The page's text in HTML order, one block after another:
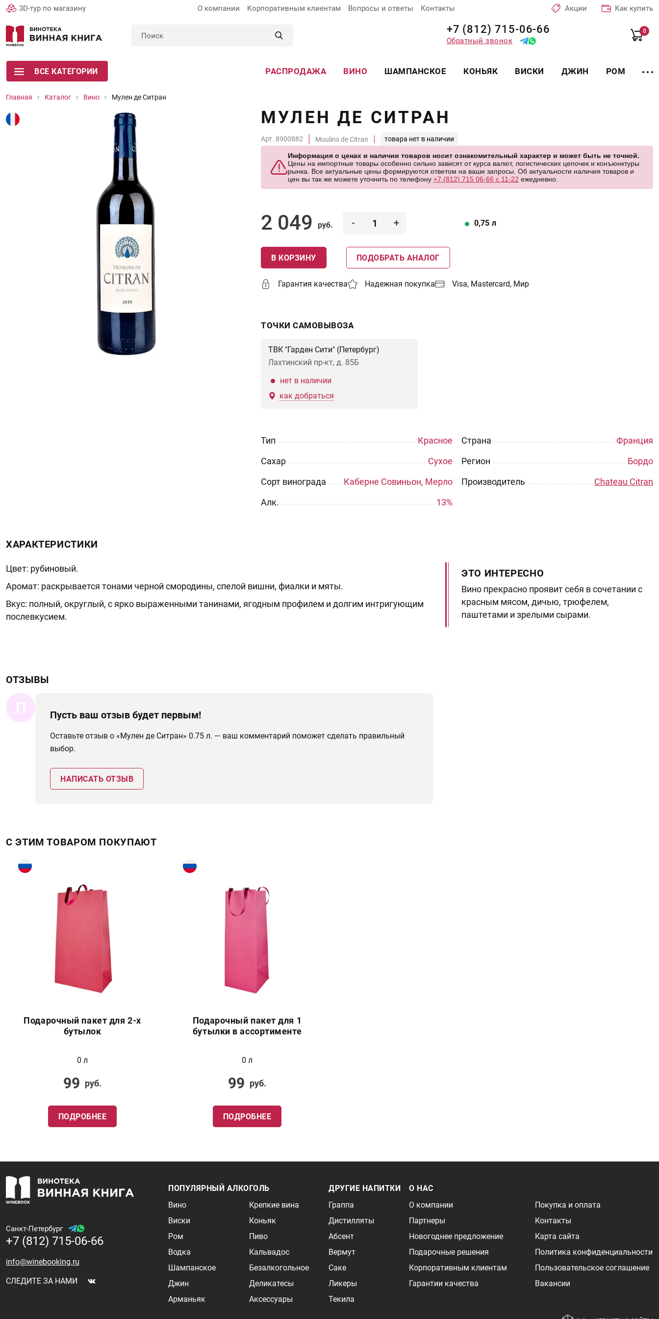
3D-тур по магазину О компании Корпоративным клиентам Вопросы и ответы Контакты Акции Как купить
+7 (812) 715-06-66
Обратный звонок
0
ВСЕ КАТЕГОРИИ РАСПРОДАЖА ВИНО ШАМПАНСКОЕ КОНЬЯК ВИСКИ ДЖИН РОМ
Главная Каталог Вино Мулен де Ситран
МУЛЕН ДЕ СИТРАН
Арт. 8900882 Moulins de Citran товара нет в наличии
Информация о ценах и наличии товаров носит ознакомительный характер и может быть не точной.
Цены на импортные товары особенно сильно зависят от курса валют, логистических цепочек и конъюнктуры
рынка. Все актуальные цены формируются ответом на ваши запросы. Об актуальности наличия товаров и
цен вы так же можете уточнить по телефону +7 (812) 715 06-66 с 11-22 ежедневно.
2 049 руб. - +
В КОРЗИНУ ПОДОБРАТЬ АНАЛОГ
0,75 л
Гарантия качества Надежная покупка Visa, Mastercard, Мир
ТОЧКИ САМОВЫВОЗА
ТВК "Гарден Сити" (Петербург)
Лахтинский пр-кт, д. 85Б
нет в наличии
как добраться
Тип
Красное
Сахар
Сухое
Сорт винограда
Каберне Совиньон, Мерло
Aлк.
13%
Страна
Франция
Регион
Бордо
Производитель
Chateau Citran
ХАРАКТЕРИСТИКИ
Цвет: рубиновый.
Аромат: раскрывается тонами черной смородины, спелой вишни, фиалки и мяты.
Вкус: полный, округлый, с ярко выраженными танинами, ягодным профилем и долгим интригующим
послевкусием.
ЭТО ИНТЕРЕСНО
Вино прекрасно проявит себя в сочетании с
красным мясом, дичью, трюфелем,
паштетами и зрелыми сырами.
ОТЗЫВЫ
П Пусть ваш отзыв будет первым!
Оставьте отзыв о «Мулен де Ситран» 0.75 л. — ваш комментарий поможет сделать правильный
выбор.
НАПИСАТЬ ОТЗЫВ
С ЭТИМ ТОВАРОМ ПОКУПАЮТ
Подарочный пакет для 2-х
бутылок
0 л
99 руб.
ПОДРОБНЕЕ
Подарочный пакет для 1
бутылки в ассортименте
0 л
99 руб.
ПОДРОБНЕЕ
Санкт-Петербург
+7 (812) 715-06-66
info@winebooking.ru
СЛЕДИТЕ ЗА НАМИ
ПОПУЛЯРНЫЙ АЛКОГОЛЬ
Вино
Виски
Ром
Водка
Шампанское
Джин
Арманьяк
Крепкие вина
Коньяк
Пиво
Кальвадос
Безалкогольное
Деликатесы
Аксессуары
ДРУГИЕ НАПИТКИ
Граппа
Дистилляты
Абсент
Вермут
Саке
Ликеры
Текила
О НАС
О компании
Партнеры
Новогоднее предложение
Подарочные решения
Корпоративным клиентам
Гарантии качества
Покупка и оплата
Контакты
Карта сайта
Политика конфиденциальности
Пользовательское соглашение
Вакансии